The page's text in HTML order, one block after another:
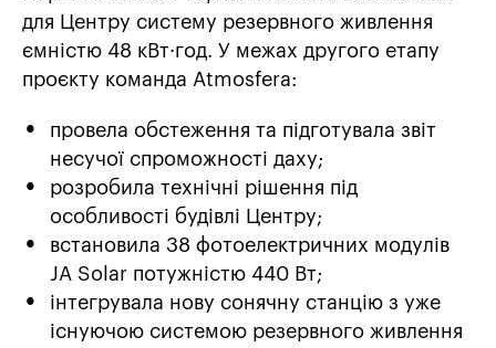
для Центру систему резервного живлення
ємністю 48 кВт·год. У межах другого етапу
проєкту команда Atmosfera:
провела обстеження та підготувала звіт
несучої спроможності даху;
розробила технічні рішення під
особливості будівлі Центру;
встановила 38 фотоелектричних модулів
JA Solar потужністю 440 Вт;
інтегрувала нову сонячну станцію з уже
існуючою системою резервного живлення